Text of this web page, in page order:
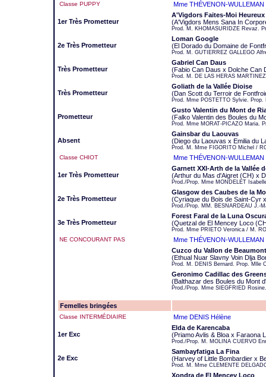
Classe PUPPY Mme THÉVENON-WULLEMAN
1er Très Prometteur
A'Vigdors Faites-Moi Heureux
(A'Vigdors Mens Sana In
Prod. M. KHOMASURIDZE Revaz.
2e Très Prometteur
Loman Google
(El Dorado du Domaine de
Prod. M. GUTIERREZ GALLEGO
Très Prometteur
Gabriel Can Daus
(Fabio Can Daus x Dolche Can
Prod. M. DE LAS HERAS
Très Prometteur
Goliath de la Vallée Dioise
(Dan Scott du Terroir de
Prod. Mme POSTETTO Sylvie.
Prometteur
Gusto Valentin du Mont de
(Falko Valentin des Boules du
Prod. Mme MORAT-PICAZO Maria.
Absent
Gainsbar du Laouvas
(Diego du Laouvas x Emilia du
Prod. M. Mme FIGORITO Michel /
Classe CHIOT Mme THÉVENON-WULLEMAN
1er Très Prometteur
Garnett XXI-Arth de la Vallée
(Arthur du Mas d'Aigret (CH) x
Prod./Prop. Mme MONDELET
2e Très Prometteur
Glasgow des Caubes de la
(Cyriaque du Bois de Saint-Cyr
Prod./Prop. MM. BESNARDEAU J.-
3e Très Prometteur
Forest Faral de la Luna
(Quetzal de El Mencey Loco
Prod. Mme PRIETO Veronica / M.
NE CONCOURANT PAS
Mme THÉVENON-WULLEMAN
Cuzco du Vallon de Beaumont
(Ethual Nuar Slavny Voin Dlja
Prod. M. DENIS Bernard. Prop. Mlle
Geronimo Cadillac des
(Balthazar des Boules du Mont
Prod./Prop. Mme SIEGFRIED Rosine.
Femelles bringées
Classe INTERMÉDIAIRE Mme DENIS Hélène
1er Exc
Elda de Karencaba
(Priamo Avlis & Bloa x Faraona
Prod./Prop. M. MOLINA CUERVO
2e Exc
Sambayfatiga La Fina
(Harvey of Little Bombardier x
Prod. M. Mme CLEMENTE
Xondra de El Mencey Loco